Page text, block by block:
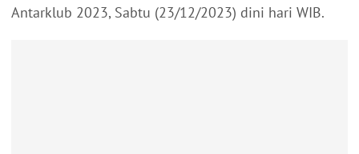
Antarklub 2023, Sabtu (23/12/2023) dini hari WIB.